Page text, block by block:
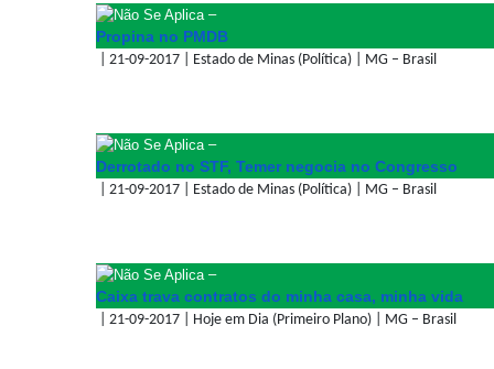
–
Propina no PMDB
| 21-09-2017 | Estado de Minas (Política) | MG – Brasil
–
Derrotado no STF, Temer negocia no Congresso
| 21-09-2017 | Estado de Minas (Política) | MG – Brasil
–
Caixa trava contratos do minha casa, minha vida
| 21-09-2017 | Hoje em Dia (Primeiro Plano) | MG – Brasil